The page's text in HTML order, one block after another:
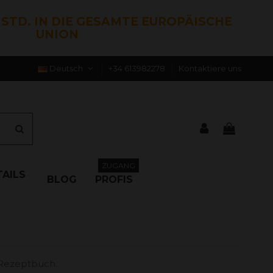
IN DIE GESAMTE EUROPÄISCHE
UNION
Deutsch +34 613982278 Kontaktiere uns
BLOG PROFIS
ZUGANG